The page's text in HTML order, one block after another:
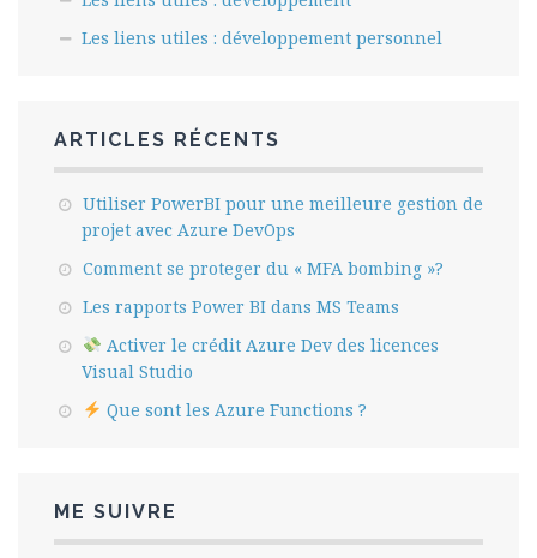
Les liens utiles : développement personnel
ARTICLES RÉCENTS
Utiliser PowerBI pour une meilleure gestion de
projet avec Azure DevOps
Comment se proteger du « MFA bombing »?
Les rapports Power BI dans MS Teams
Activer le crédit Azure Dev des licences
Visual Studio
Que sont les Azure Functions ?
ME SUIVRE